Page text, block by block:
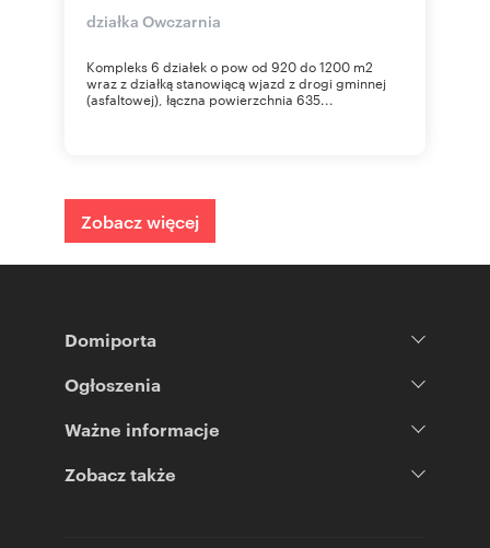
działka Owczarnia
Kompleks 6 działek o pow od 920 do 1200 m2
wraz z działką stanowiącą wjazd z drogi gminnej
(asfaltowej), łączna powierzchnia 635...
Zobacz więcej
Domiporta
Ogłoszenia
Ważne informacje
Zobacz także